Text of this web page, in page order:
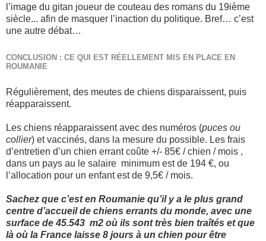
l’image du gitan joueur de couteau des romans du 19ième
siècle... afin de masquer l’inaction du politique. Bref… c’est
une autre débat…
CONCLUSION : CE QUI EST RÉELLEMENT MIS EN PLACE EN
ROUMANIE
Régulièrement, des meutes de chiens disparaissent, puis
réapparaissent.
Les chiens réapparaissent avec des numéros (puces ou
collier) et vaccinés, dans la mesure du possible. Les frais
d’entretien d’un chien errant coûte +/- 85€ / chien / mois ,
dans un pays au le salaire minimum est de 194 €, ou
l’allocation pour un enfant est de 9,5€ / mois.
Sachez que c’est en Roumanie qu’il y a le plus grand
centre d’accueil de chiens errants du monde, avec une
surface de 45.543 m2 où ils sont très bien traîtés et que
là où la France laisse 8 jours à un chien pour être